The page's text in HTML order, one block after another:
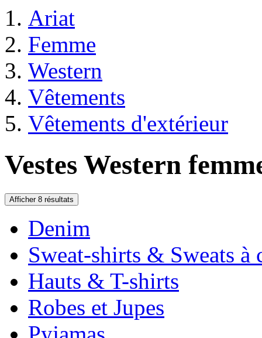
Ariat
Femme
Western
Vêtements
Vêtements d'extérieur
Vestes Western
Afficher 8 résultats
Denim
Sweat-shirts & Sweats à
Hauts & T-shirts
Robes et Jupes